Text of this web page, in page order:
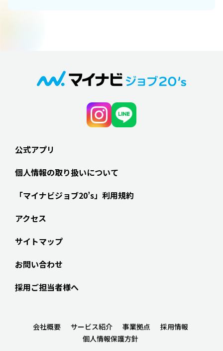
公式アプリ
個人情報の取り扱いについて
「マイナビジョブ20’s」利用規約
アクセス
サイトマップ
お問い合わせ
採用ご担当者様へ
会社概要 サービス紹介 事業拠点
採用情報
個人情報保護方針